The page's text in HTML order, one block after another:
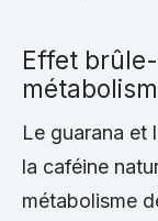
Effet
Le guarana et
la caféine
métabolisme